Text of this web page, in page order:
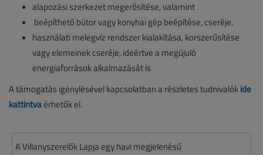
alapozási szerkezet megerősítése, valamint
beépíthető bútor vagy konyhai gép beépítése, cseréje.
használati melegvíz rendszer kialakítása, korszerűsítése
vagy elemeinek cseréje, ideértve a megújuló
energiaforrások alkalmazását is
A támogatás igénylésével kapcsolatban a részletes tudnivalókide
kattintvaérhetők el.
A Villanyszerelők Lapja egy havi megjelenésű